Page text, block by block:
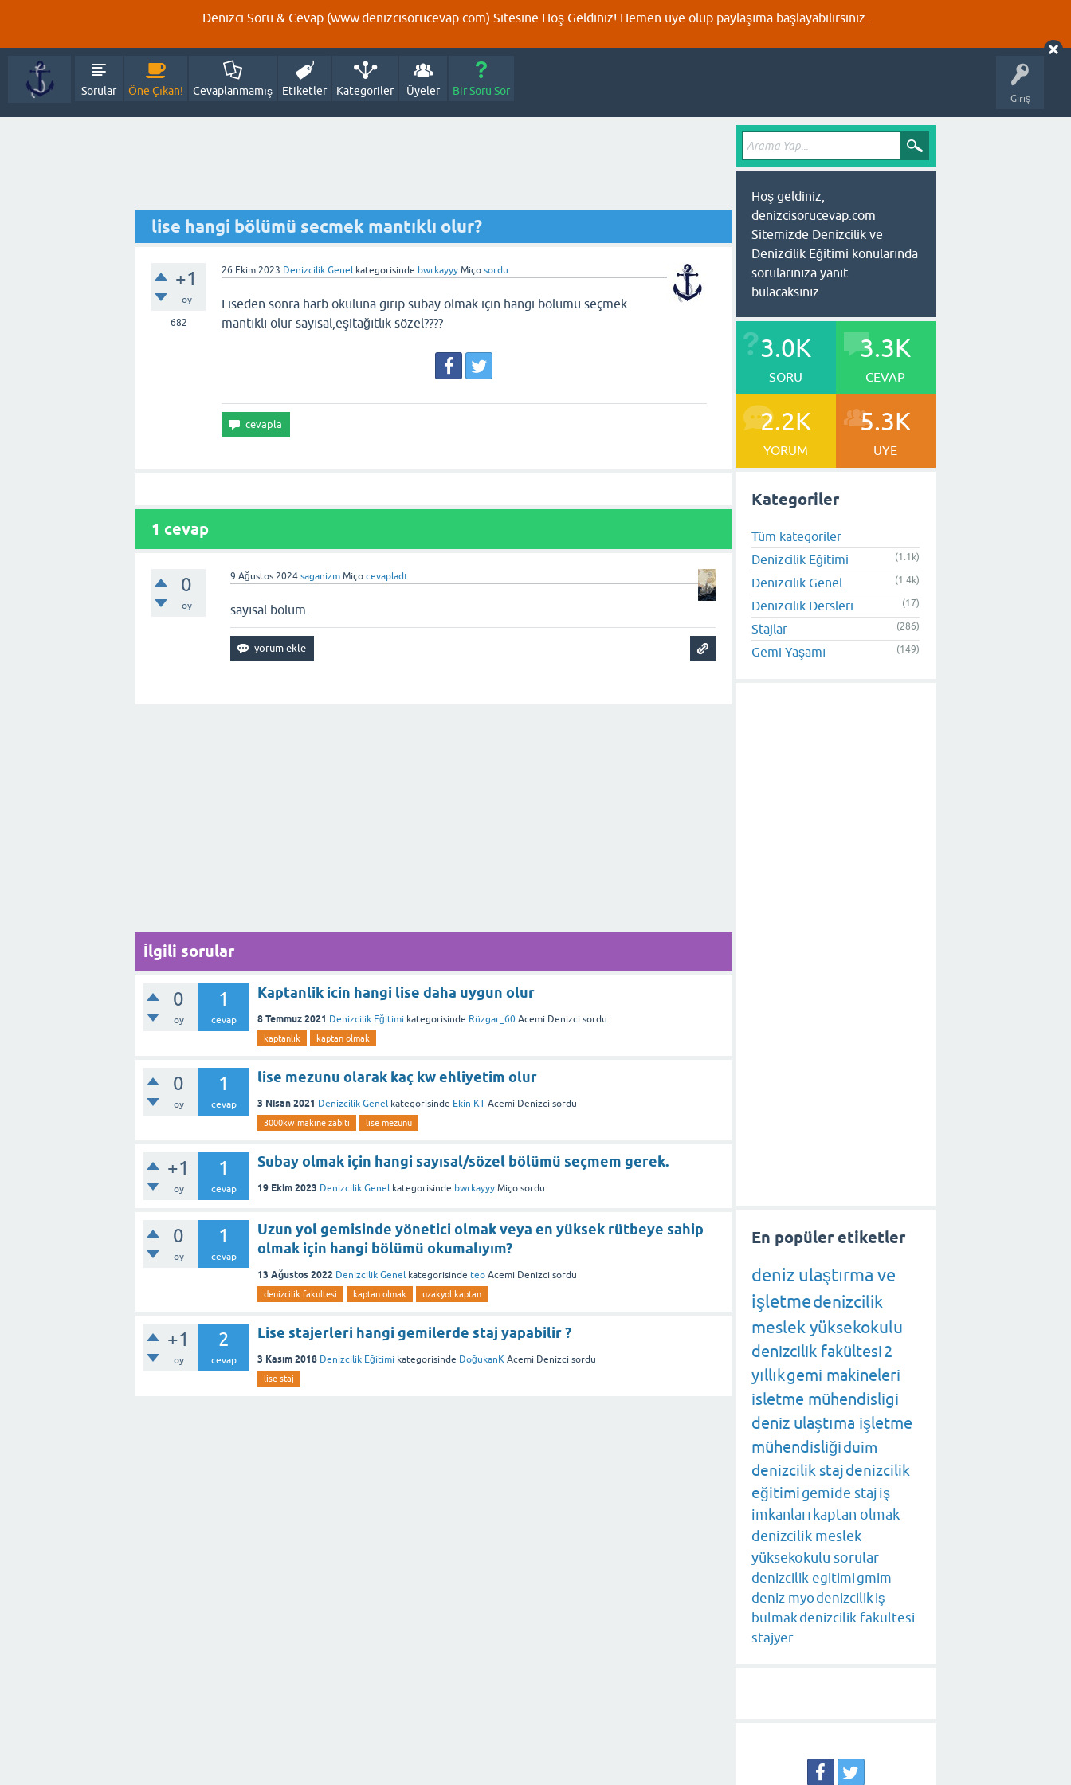
Denizci Soru & Cevap (www.denizcisorucevap.com) Sitesine Hoş Geldiniz! Hemen üye olup paylaşıma başlayabilirsiniz.
Giriş
Sorular Öne Çıkan! Cevaplanmamış Etiketler Kategoriler Üyeler Bir Soru Sor
lise hangi bölümü secmek mantıklı olur?
+1
oy
682
26 Ekim 2023 Denizcilik Genel kategorisinde bwrkayyy Miço sordu
Liseden sonra harb okuluna girip subay olmak için hangi bölümü seçmek
mantıklı olur sayısal,eşitağıtlık sözel????
1 cevap
0
oy
9 Ağustos 2024 saganizm Miço cevapladı
sayısal bölüm.
İlgili sorular
0
oy
1
cevap
Kaptanlik icin hangi lise daha uygun olur
8 Temmuz 2021 Denizcilik Eğitimi kategorisinde Rüzgar_60 Acemi Denizci sordu
kaptanlık kaptan olmak
0
oy
1
cevap
lise mezunu olarak kaç kw ehliyetim olur
3 Nisan 2021 Denizcilik Genel kategorisinde Ekin KT Acemi Denizci sordu
3000kw makine zabiti lise mezunu
+1
oy
1
cevap
Subay olmak için hangi sayısal/sözel bölümü seçmem gerek.
19 Ekim 2023 Denizcilik Genel kategorisinde bwrkayyy Miço sordu
0
oy
1
cevap
Uzun yol gemisinde yönetici olmak veya en yüksek rütbeye sahip
olmak için hangi bölümü okumalıyım?
13 Ağustos 2022 Denizcilik Genel kategorisinde teo Acemi Denizci sordu
denizcilik fakultesi kaptan olmak uzakyol kaptan
+1
oy
2
cevap
Lise stajerleri hangi gemilerde staj yapabilir ?
3 Kasım 2018 Denizcilik Eğitimi kategorisinde DoğukanK Acemi Denizci sordu
lise staj
Hoş geldiniz,
denizcisorucevap.com
Sitemizde Denizcilik ve
Denizcilik Eğitimi konularında
sorularınıza yanıt
bulacaksınız.
3.0K
SORU
3.3K
CEVAP
2.2K
YORUM
5.3K
ÜYE
Kategoriler
Tüm kategoriler
Denizcilik Eğitimi
(1.1k)
Denizcilik Genel (1.4k)
Denizcilik Dersleri (17)
Stajlar (286)
Gemi Yaşamı (149)
En popüler etiketler
deniz ulaştırma ve
işletmedenizcilik
meslek yüksekokulu
denizcilik fakültesi2
yıllıkgemi makineleri
isletme mühendisligi
deniz ulaştıma işletme
mühendisliğiduim
denizcilik stajdenizcilik
eğitimigemide stajiş
imkanlarıkaptan olmak
denizcilik meslek
yüksekokulu sorular
denizcilik egitimigmim
deniz myodenizcilikiş
bulmakdenizcilik fakultesi
stajyer